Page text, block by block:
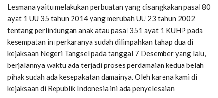
Lesmana yaitu melakukan perbuatan yang disangkakan pasal 80
ayat 1 UU 35 tahun 2014 yang merubah UU 23 tahun 2002
tentang perlindungan anak atau pasal 351 ayat 1 KUHP pada
kesempatan ini perkaranya sudah dilimpahkan tahap dua di
kejaksaan Negeri Tangsel pada tanggal 7 Desember yang lalu,
berjalannya waktu ada terjadi proses perdamaian kedua belah
pihak sudah ada kesepakatan damainya. Oleh karena kami di
kejaksaan di Republik Indonesia ini ada penyelesaian